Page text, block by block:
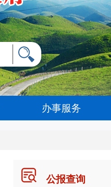
办事服务
公报查询